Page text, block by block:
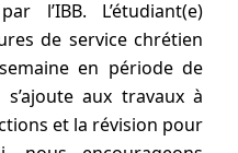
l’IBB. L’étudiant(e)
de service chrétien
en période de
s’ajoute aux travaux à
et la révision pour